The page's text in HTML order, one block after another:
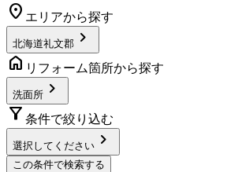
location_on エリアから探す
北海道礼文郡 chevron_right
home リフォーム箇所から探す
洗面所 chevron_right
filter_alt 条件で絞り込む
選択してください chevron_right
この条件で検索する